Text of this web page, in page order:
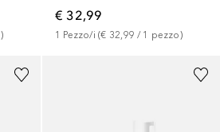
)
€ 32,99
1 Pezzo/i (€ 32,99 / 1 pezzo)